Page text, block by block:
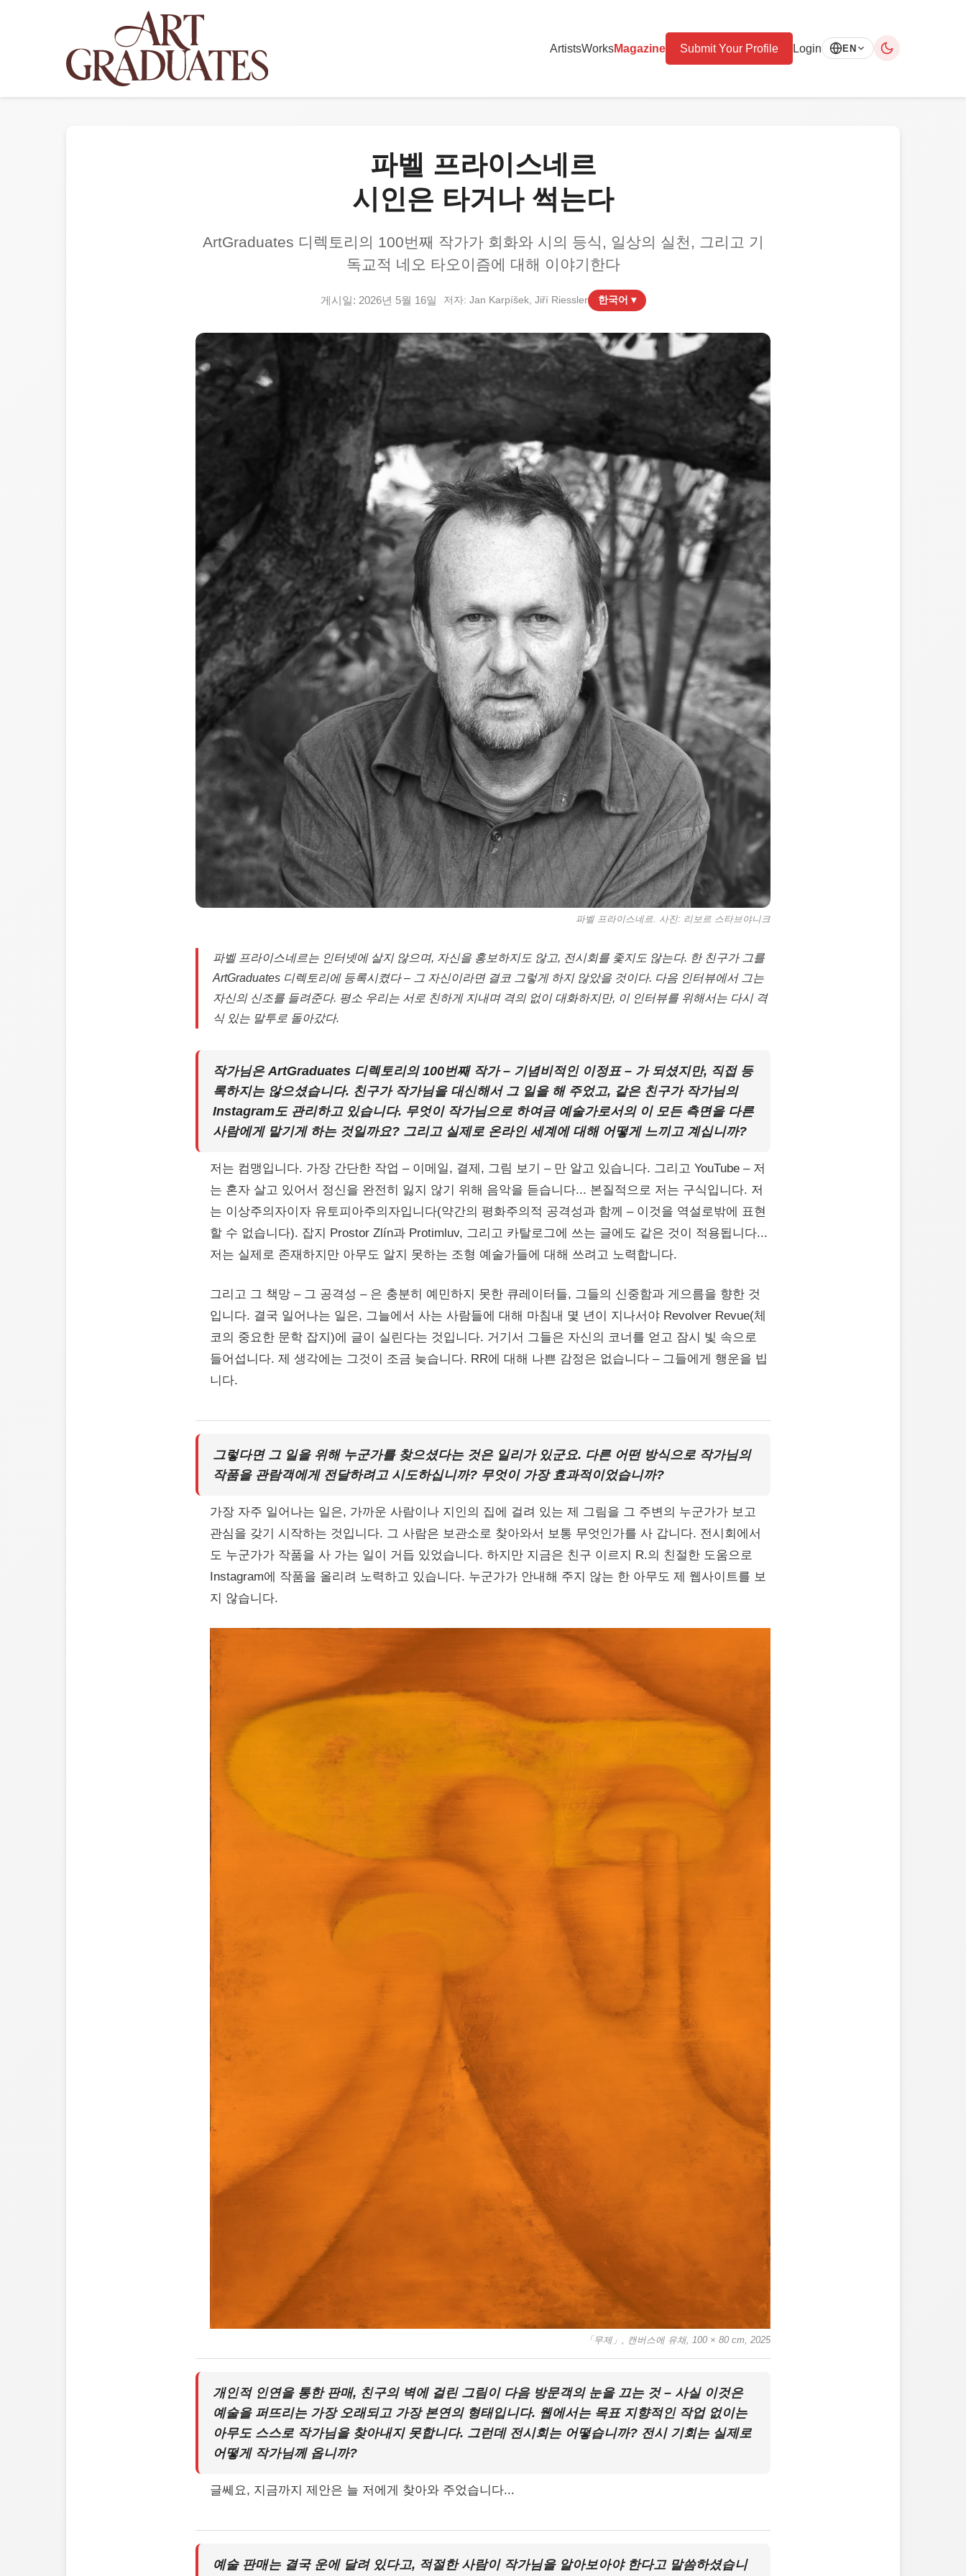
ArtistsWorksMagazine Submit Your Profile Login EN
파벨 프라이스네르
시인은 타거나 썩는다
ArtGraduates 디렉토리의 100번째 작가가 회화와 시의 등식, 일상의 실천, 그리고 기
독교적 네오 타오이즘에 대해 이야기한다
게시일: 2026년 5월 16일 저자: Jan Karpíšek, Jiří Riessler 한국어 ▾
파벨 프라이스네르. 사진: 리보르 스타브야니크
파벨 프라이스네르는 인터넷에 살지 않으며, 자신을 홍보하지도 않고, 전시회를 좇지도 않는다. 한 친구가 그를
ArtGraduates 디렉토리에 등록시켰다 – 그 자신이라면 결코 그렇게 하지 않았을 것이다. 다음 인터뷰에서 그는
자신의 신조를 들려준다. 평소 우리는 서로 친하게 지내며 격의 없이 대화하지만, 이 인터뷰를 위해서는 다시 격
식 있는 말투로 돌아갔다.
작가님은 ArtGraduates 디렉토리의 100번째 작가 – 기념비적인 이정표 – 가 되셨지만, 직접 등
록하지는 않으셨습니다. 친구가 작가님을 대신해서 그 일을 해 주었고, 같은 친구가 작가님의
Instagram도 관리하고 있습니다. 무엇이 작가님으로 하여금 예술가로서의 이 모든 측면을 다른
사람에게 맡기게 하는 것일까요? 그리고 실제로 온라인 세계에 대해 어떻게 느끼고 계십니까?
저는 컴맹입니다. 가장 간단한 작업 – 이메일, 결제, 그림 보기 – 만 알고 있습니다. 그리고 YouTube – 저
는 혼자 살고 있어서 정신을 완전히 잃지 않기 위해 음악을 듣습니다... 본질적으로 저는 구식입니다. 저
는 이상주의자이자 유토피아주의자입니다(약간의 평화주의적 공격성과 함께 – 이것을 역설로밖에 표현
할 수 없습니다). 잡지 Prostor Zlín과 Protimluv, 그리고 카탈로그에 쓰는 글에도 같은 것이 적용됩니다...
저는 실제로 존재하지만 아무도 알지 못하는 조형 예술가들에 대해 쓰려고 노력합니다.
그리고 그 책망 – 그 공격성 – 은 충분히 예민하지 못한 큐레이터들, 그들의 신중함과 게으름을 향한 것
입니다. 결국 일어나는 일은, 그늘에서 사는 사람들에 대해 마침내 몇 년이 지나서야 Revolver Revue(체
코의 중요한 문학 잡지)에 글이 실린다는 것입니다. 거기서 그들은 자신의 코너를 얻고 잠시 빛 속으로
들어섭니다. 제 생각에는 그것이 조금 늦습니다. RR에 대해 나쁜 감정은 없습니다 – 그들에게 행운을 빕
니다.
그렇다면 그 일을 위해 누군가를 찾으셨다는 것은 일리가 있군요. 다른 어떤 방식으로 작가님의
작품을 관람객에게 전달하려고 시도하십니까? 무엇이 가장 효과적이었습니까?
가장 자주 일어나는 일은, 가까운 사람이나 지인의 집에 걸려 있는 제 그림을 그 주변의 누군가가 보고
관심을 갖기 시작하는 것입니다. 그 사람은 보관소로 찾아와서 보통 무엇인가를 사 갑니다. 전시회에서
도 누군가가 작품을 사 가는 일이 거듭 있었습니다. 하지만 지금은 친구 이르지 R.의 친절한 도움으로
Instagram에 작품을 올리려 노력하고 있습니다. 누군가가 안내해 주지 않는 한 아무도 제 웹사이트를 보
지 않습니다.
「무제」, 캔버스에 유채, 100 × 80 cm, 2025
개인적 인연을 통한 판매, 친구의 벽에 걸린 그림이 다음 방문객의 눈을 끄는 것 – 사실 이것은
예술을 퍼뜨리는 가장 오래되고 가장 본연의 형태입니다. 웹에서는 목표 지향적인 작업 없이는
아무도 스스로 작가님을 찾아내지 못합니다. 그런데 전시회는 어떻습니까? 전시 기회는 실제로
어떻게 작가님께 옵니까?
글쎄요, 지금까지 제안은 늘 저에게 찾아와 주었습니다...
예술 판매는 결국 운에 달려 있다고, 적절한 사람이 작가님을 알아보아야 한다고 말씀하셨습니